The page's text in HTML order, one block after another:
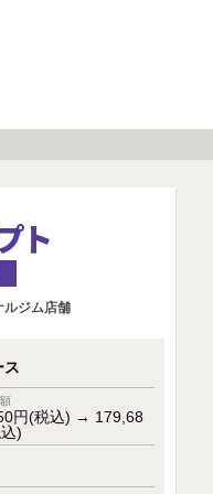
ト
ルジム店舗
ス
円(税込) → 179,68
)